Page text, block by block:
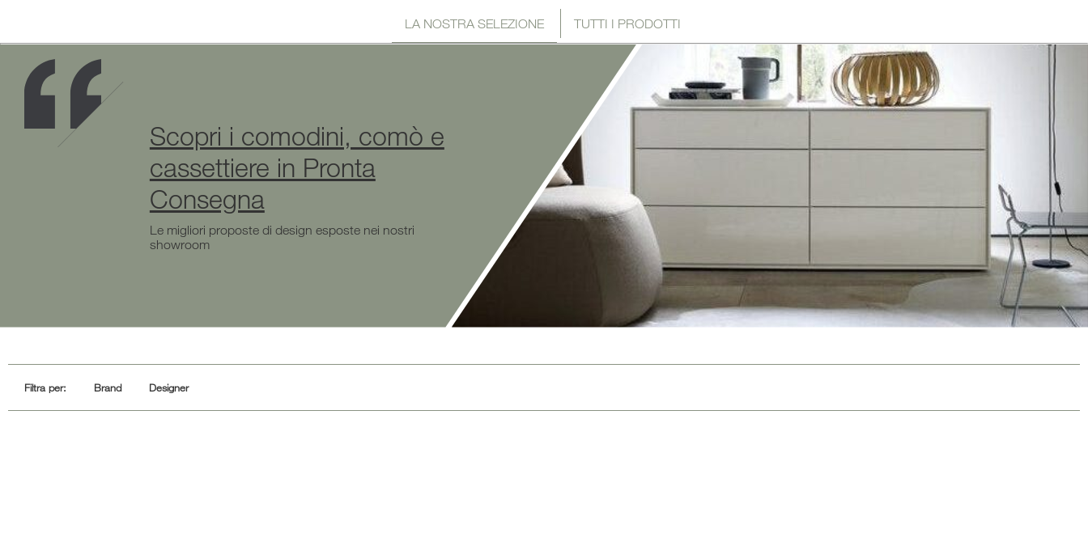
LA NOSTRA SELEZIONE TUTTI I PRODOTTI
Scopri i comodini, comò e
cassettiere in Pronta
Consegna
Le migliori proposte di design esposte nei nostri
showroom
Filtra per: Brand Designer